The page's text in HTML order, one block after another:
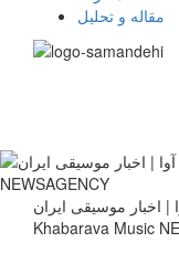
مقاله و تحلیل
| اخبار موسیقی ایران |
Khabarava Music